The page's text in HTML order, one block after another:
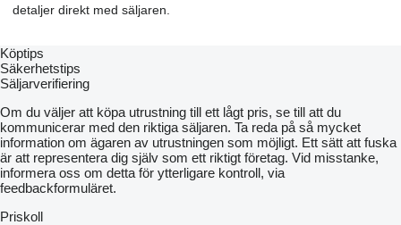
detaljer direkt med säljaren.
Köptips
Säkerhetstips
Säljarverifiering
Om du väljer att köpa utrustning till ett lågt pris, se till att du
kommunicerar med den riktiga säljaren. Ta reda på så mycket
information om ägaren av utrustningen som möjligt. Ett sätt att fuska
är att representera dig själv som ett riktigt företag. Vid misstanke,
informera oss om detta för ytterligare kontroll, via
feedbackformuläret.
Priskoll